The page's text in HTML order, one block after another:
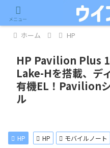
記事内に広告が含まれています。
ホーム HP
HP Pavilion Plus
Lake-Hを搭載、デ
有機EL！Pavilion
ル
HP HP モバイルノート
メニュー